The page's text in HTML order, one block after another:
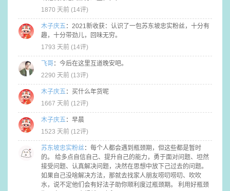
1870 天前 (14评)
木子庆五： 2021新收获：认识了一包苏东坡忠实粉丝，十分有
趣，十分带劲儿，回味无穷。
1793 天前 (14评)
飞哥： 今后在这里互道晚安吧。
2290 天前 (13评)
木子庆五： 买什么年货呢
1667 天前 (12评)
木子庆五： 早晨
1523 天前 (12评)
苏东坡忠实粉丝： 每个人都会遇到瓶颈期，但这些都是暂时
的。 给多点自信自己、提升自己的能力，勇于面对问题、坦然
接受问题、认真解决问题，决然在思想中放下己过去的问题。
如果自己没啥解决方法，那就去找家人朋友唠叨唠叨、吹吹
水，说不定他们会有好法子助你顺利度过瓶颈期。 利用好瓶颈